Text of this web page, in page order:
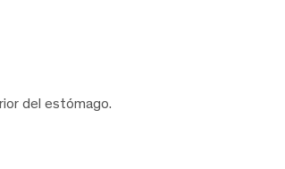
del estómago.